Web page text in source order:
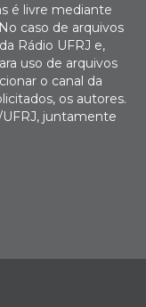
é livre mediante
caso de arquivos
Rádio UFRJ e,
uso de arquivos
o canal da
os autores.
juntamente